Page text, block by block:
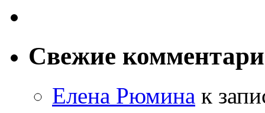
Свежие
Елена Рюмина к